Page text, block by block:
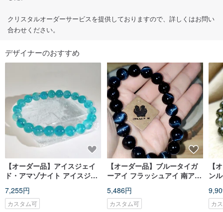
クリスタルオーダーサービスを提供しておりますので、詳しくはお問い
合わせください。
デザイナーのおすすめ
【オーダー品】アイスジェイ
ド・アマゾナイト アイスジェ
ク 6-14mm 天然石
7,255円
カスタム可
【オーダー品】ブルータイガ
ーアイ フラッシュアイ 南アフ
アイ 天然石
5,486円
カスタム可
【
ン
チル
カ